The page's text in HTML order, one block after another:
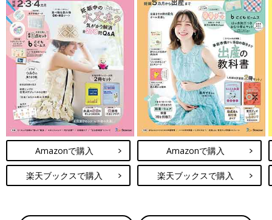
Amazonで購入
楽天ブックスで購入
Amazonで購入
楽天ブックスで購入